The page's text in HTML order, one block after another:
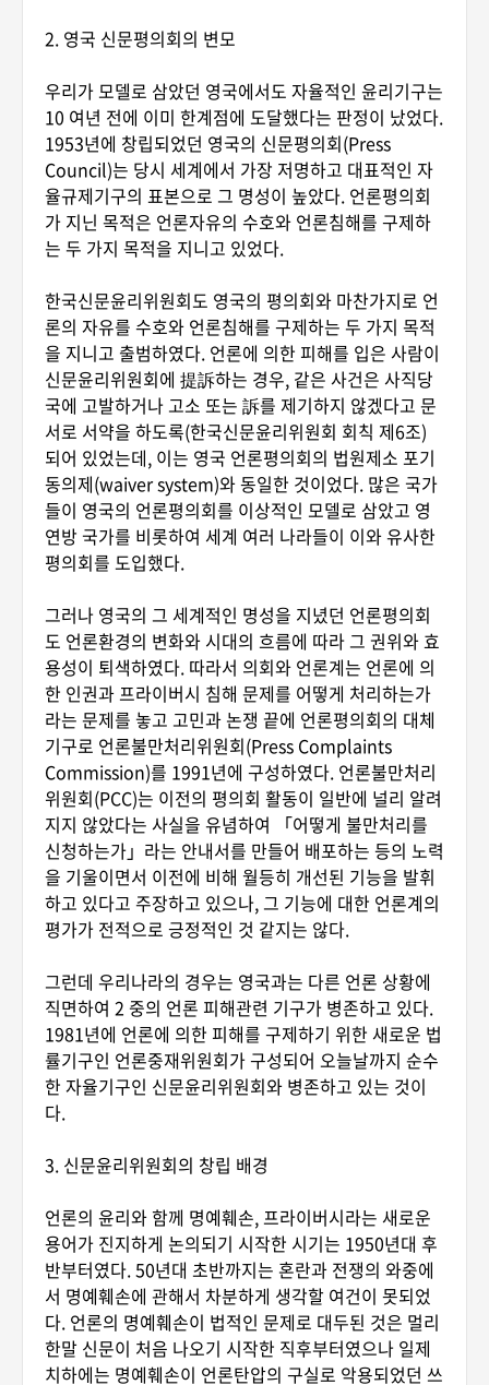
2. 영국 신문평의회의 변모
우리가 모델로 삼았던 영국에서도 자율적인 윤리기구는
10 여년 전에 이미 한계점에 도달했다는 판정이 났었다.
1953년에 창립되었던 영국의 신문평의회(Press
Council)는 당시 세계에서 가장 저명하고 대표적인 자
율규제기구의 표본으로 그 명성이 높았다. 언론평의회
가 지닌 목적은 언론자유의 수호와 언론침해를 구제하
는 두 가지 목적을 지니고 있었다.
한국신문윤리위원회도 영국의 평의회와 마찬가지로 언
론의 자유를 수호와 언론침해를 구제하는 두 가지 목적
을 지니고 출범하였다. 언론에 의한 피해를 입은 사람이
신문윤리위원회에 提訴하는 경우, 같은 사건은 사직당
국에 고발하거나 고소 또는 訴를 제기하지 않겠다고 문
서로 서약을 하도록(한국신문윤리위원회 회칙 제6조)
되어 있었는데, 이는 영국 언론평의회의 법원제소 포기
동의제(waiver system)와 동일한 것이었다. 많은 국가
들이 영국의 언론평의회를 이상적인 모델로 삼았고 영
연방 국가를 비롯하여 세계 여러 나라들이 이와 유사한
평의회를 도입했다.
그러나 영국의 그 세계적인 명성을 지녔던 언론평의회
도 언론환경의 변화와 시대의 흐름에 따라 그 권위와 효
용성이 퇴색하였다. 따라서 의회와 언론계는 언론에 의
한 인권과 프라이버시 침해 문제를 어떻게 처리하는가
라는 문제를 놓고 고민과 논쟁 끝에 언론평의회의 대체
기구로 언론불만처리위원회(Press Complaints
Commission)를 1991년에 구성하였다. 언론불만처리
위원회(PCC)는 이전의 평의회 활동이 일반에 널리 알려
지지 않았다는 사실을 유념하여 「어떻게 불만처리를
신청하는가」라는 안내서를 만들어 배포하는 등의 노력
을 기울이면서 이전에 비해 월등히 개선된 기능을 발휘
하고 있다고 주장하고 있으나, 그 기능에 대한 언론계의
평가가 전적으로 긍정적인 것 같지는 않다.
그런데 우리나라의 경우는 영국과는 다른 언론 상황에
직면하여 2 중의 언론 피해관련 기구가 병존하고 있다.
1981년에 언론에 의한 피해를 구제하기 위한 새로운 법
률기구인 언론중재위원회가 구성되어 오늘날까지 순수
한 자율기구인 신문윤리위원회와 병존하고 있는 것이
다.
3. 신문윤리위원회의 창립 배경
언론의 윤리와 함께 명예훼손, 프라이버시라는 새로운
용어가 진지하게 논의되기 시작한 시기는 1950년대 후
반부터였다. 50년대 초반까지는 혼란과 전쟁의 와중에
서 명예훼손에 관해서 차분하게 생각할 여건이 못되었
다. 언론의 명예훼손이 법적인 문제로 대두된 것은 멀리
한말 신문이 처음 나오기 시작한 직후부터였으나 일제
치하에는 명예훼손이 언론탄압의 구실로 악용되었던 쓰